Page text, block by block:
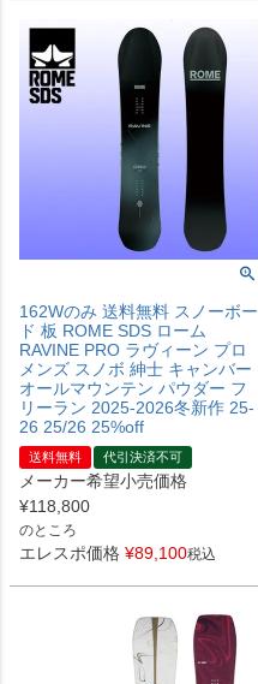
162Wのみ 送料無料 スノーボー
ド 板 ROME SDS ローム
RAVINE PRO ラヴィーン プロ
メンズ スノボ 紳士 キャンバー
オールマウンテン パウダー フ
リーラン 2025-2026冬新作 25-
26 25/26 25%off
送料無料 代引決済不可
メーカー希望小売価格
¥118,800
のところ
エレスポ価格 ¥89,100税込